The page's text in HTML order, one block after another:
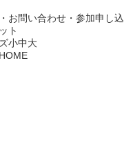
お問い合わせ・参加申し
ト
小中大